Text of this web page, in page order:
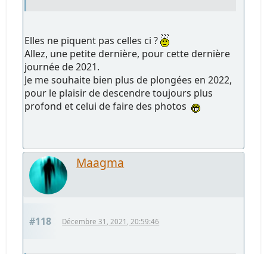
Elles ne piquent pas celles ci ?
Allez, une petite dernière, pour cette dernière
journée de 2021.
Je me souhaite bien plus de plongées en 2022,
pour le plaisir de descendre toujours plus
profond et celui de faire des photos
Maagma
#118 Décembre 31, 2021, 20:59:46